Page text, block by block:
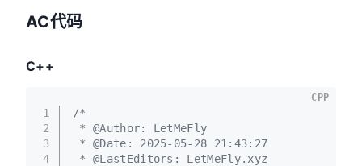
AC代码
C++
1
2
3
4
/*
* @Author: LetMeFly
* @Date: 2025-05-28 21:43:27
* @LastEditors: LetMeFly.xyz
CPP